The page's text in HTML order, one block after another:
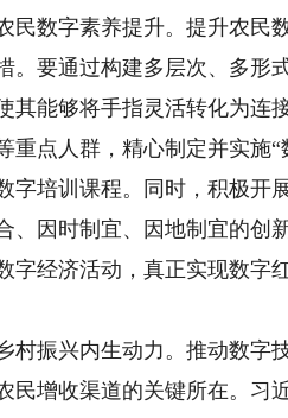
数字素养提升。提升农民
。要通过构建多层次、多形
其能够将手指灵活转化为连
重点人群，精心制定并实施
字培训课程。同时，积极开
、因时制宜、因地制宜的创
字经济活动，真正实现数字
振兴内生动力。推动数字
民增收渠道的关键所在。习